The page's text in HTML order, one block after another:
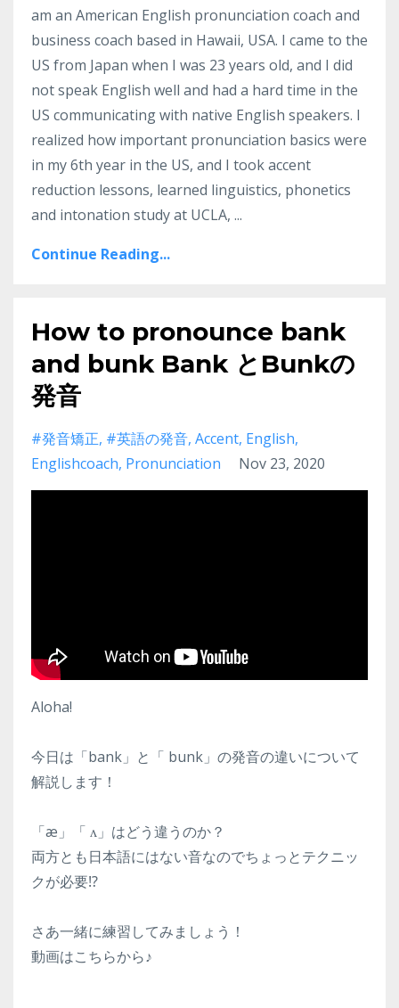
am an American English pronunciation coach and
business coach based in Hawaii, USA. I came to the
US from Japan when I was 23 years old, and I did
not speak English well and had a hard time in the
US communicating with native English speakers. I
realized how important pronunciation basics were
in my 6th year in the US, and I took accent
reduction lessons, learned linguistics, phonetics
and intonation study at UCLA, ...
Continue Reading...
How to pronounce bank
and bunk Bank とBunkの
発音
#発音矯正 #英語の発音 Accent English
Englishcoach Pronunciation Nov 23, 2020
Aloha!
今日は「bank」と「 bunk」の発音の違いについて
解説します！
「æ」「 ʌ」はどう違うのか？
両方とも日本語にはない音なのでちょっとテクニッ
クが必要⁉
さあ一緒に練習してみましょう！
動画はこちらから♪